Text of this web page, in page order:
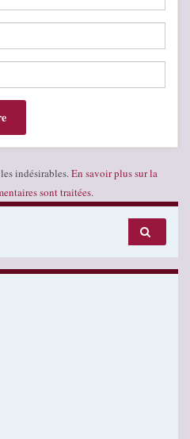
indésirables. En savoir plus sur la
sont traitées.